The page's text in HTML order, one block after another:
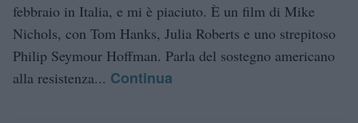
febbraio in Italia, e mi è piaciuto. È un film di Mike
Nichols, con Tom Hanks, Julia Roberts e uno strepitoso
Philip Seymour Hoffman. Parla del sostegno americano
alla resistenza... Continua